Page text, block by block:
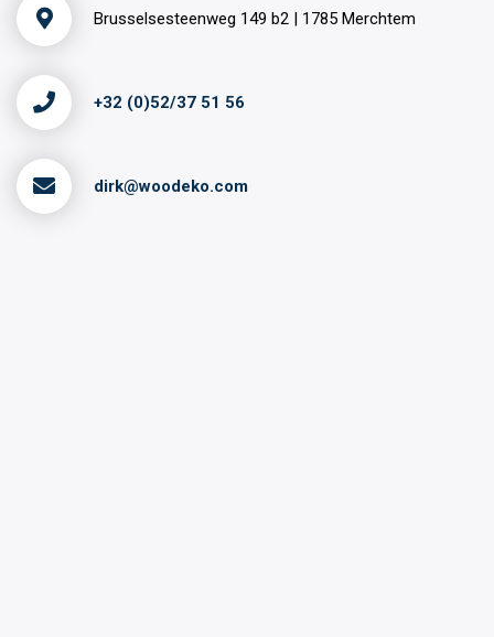
Brusselsesteenweg 149 b2 | 1785 Merchtem
+32 (0)52/37 51 56
dirk@woodeko.com